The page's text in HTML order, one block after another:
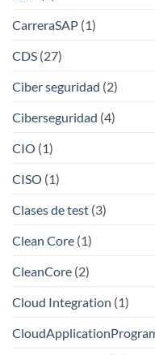
CarreraSAP (1)
CDS (27)
Ciber seguridad (2)
Ciberseguridad (4)
CIO (1)
CISO (1)
Clases de test (3)
Clean Core (1)
CleanCore (2)
Cloud Integration (1)